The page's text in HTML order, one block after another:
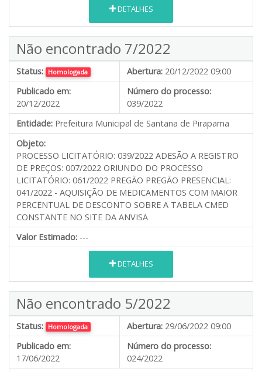
DETALHES
Não encontrado 7/2022
Status: Homologada Abertura: 20/12/2022 09:00
Publicado em:
20/12/2022
Número do processo:
039/2022
Entidade: Prefeitura Municipal de Santana de Pirapama
Objeto:
PROCESSO LICITATÓRIO: 039/2022 ADESÃO A REGISTRO
DE PREÇOS: 007/2022 ORIUNDO DO PROCESSO
LICITATÓRIO: 061/2022 PREGÃO PREGÃO PRESENCIAL:
041/2022 - AQUISIÇÃO DE MEDICAMENTOS COM MAIOR
PERCENTUAL DE DESCONTO SOBRE A TABELA CMED
CONSTANTE NO SITE DA ANVISA
Valor Estimado: ---
DETALHES
Não encontrado 5/2022
Status: Homologada Abertura: 29/06/2022 09:00
Publicado em:
17/06/2022
Número do processo:
024/2022